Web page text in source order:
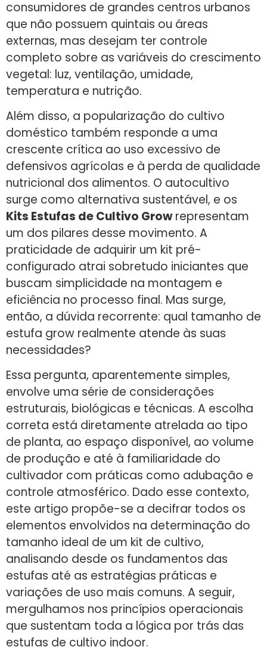
consumidores de grandes centros urbanos
que não possuem quintais ou áreas
externas, mas desejam ter controle
completo sobre as variáveis do crescimento
vegetal: luz, ventilação, umidade,
temperatura e nutrição.
Além disso, a popularização do cultivo
doméstico também responde a uma
crescente crítica ao uso excessivo de
defensivos agrícolas e à perda de qualidade
nutricional dos alimentos. O autocultivo
surge como alternativa sustentável, e os
Kits Estufas de Cultivo Growrepresentam
um dos pilares desse movimento. A
praticidade de adquirir um kit pré-
configurado atrai sobretudo iniciantes que
buscam simplicidade na montagem e
eficiência no processo final. Mas surge,
então, a dúvida recorrente: qual tamanho de
estufa grow realmente atende às suas
necessidades?
Essa pergunta, aparentemente simples,
envolve uma série de considerações
estruturais, biológicas e técnicas. A escolha
correta está diretamente atrelada ao tipo
de planta, ao espaço disponível, ao volume
de produção e até à familiaridade do
cultivador com práticas como adubação e
controle atmosférico. Dado esse contexto,
este artigo propõe-se a decifrar todos os
elementos envolvidos na determinação do
tamanho ideal de um kit de cultivo,
analisando desde os fundamentos das
estufas até as estratégias práticas e
variações de uso mais comuns. A seguir,
mergulhamos nos princípios operacionais
que sustentam toda a lógica por trás das
estufas de cultivo indoor.